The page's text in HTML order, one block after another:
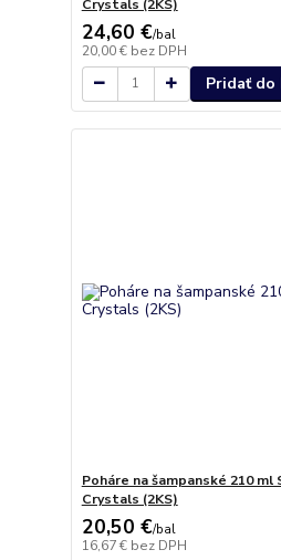
Crystals (2KS)
24,60 €/bal
20,00 € bez DPH
Pridať do
Poháre na šampanské 210 ml
Crystals (2KS)
20,50 €/bal
16,67 € bez DPH